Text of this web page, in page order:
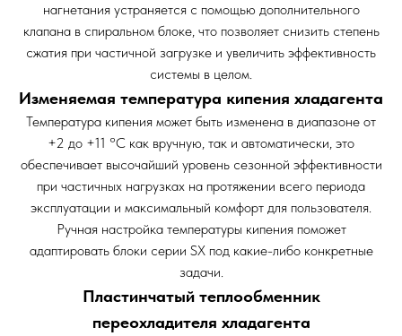
нагнетания устраняется с помощью дополнительного
клапана в спиральном блоке, что позволяет снизить степень
сжатия при частичной загрузке и увеличить эффективность
системы в целом.
Изменяемая температура кипения хладагента
Температура кипения может быть изменена в диапазоне от
+2 до +11 °С как вручную, так и автоматически, это
обеспечивает высочайший уровень сезонной эффективности
при частичных нагрузках на протяжении всего периода
эксплуатации и максимальный комфорт для пользователя.
Ручная настройка температуры кипения поможет
адаптировать блоки серии SX под какие-либо конкретные
задачи.
Пластинчатый теплообменник
переохладителя хладагента